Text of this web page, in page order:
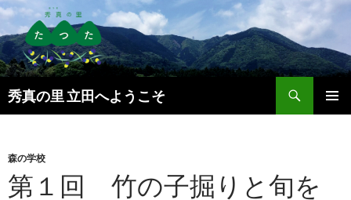
秀真の里 立田へようこそ
索
ン
ツ
へ
森の学校
第１回 竹の子掘りと旬を